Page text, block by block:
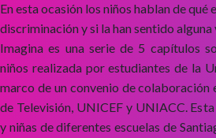
En esta ocasión los niños hablan de qué
discriminación y si la han sentido alguna
Imagina es una serie de 5 capítulos
niños realizada por estudiantes de la
marco de un convenio de colaboración
de Televisión, UNICEF y UNIACC.
y niñas de diferentes escuelas de